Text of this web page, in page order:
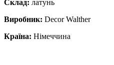
Склад: латунь
Виробник: Decor Walther
Країна: Німеччина